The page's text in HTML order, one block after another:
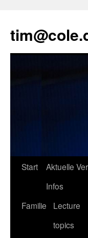
Start
Aktuelle
Infos
Familie
Lecture
topics